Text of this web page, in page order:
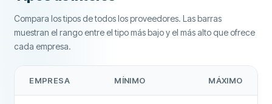
Más sobre esta empresa
EMPRESA MÍNIMO MÁXIMO
Compara los tipos de todos los proveedores. Las barras
muestran el rango entre el tipo más bajo y el más alto que ofrece
cada empresa.